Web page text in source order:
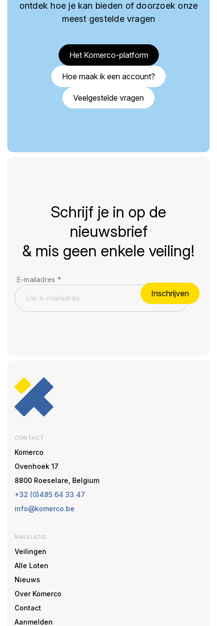
ontdek hoe je kan bieden of doorzoek onze
meest gestelde vragen
Het Komerco-platform
Hoe maak ik een account?
Veelgestelde vragen
Schrijf je in op de
nieuwsbrief
& mis geen enkele veiling!
E-mailadres *
Inschrijven
CONTACT
Komerco
Ovenhoek 17
8800 Roeselare, Belgium
+32 (0)485 64 33 47
info@komerco.be
NAVIGATIE
Veilingen
Alle Loten
Nieuws
Over Komerco
Contact
Aanmelden